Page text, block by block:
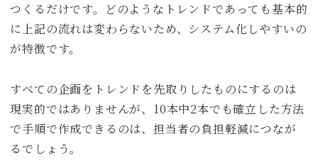
つくるだけです。どのようなトレンドであっても基本的
に上記の流れは変わらないため、システム化しやすいの
が特徴です。
すべての企画をトレンドを先取りしたものにするのは
現実的ではありませんが、10本中2本でも確立した方法
で手順で作成できるのは、担当者の負担軽減につなが
るでしょう。